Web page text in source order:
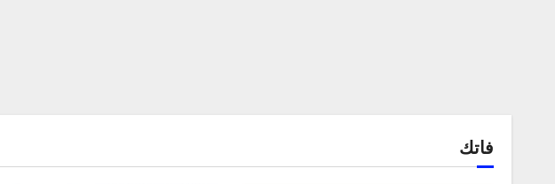
فاتك